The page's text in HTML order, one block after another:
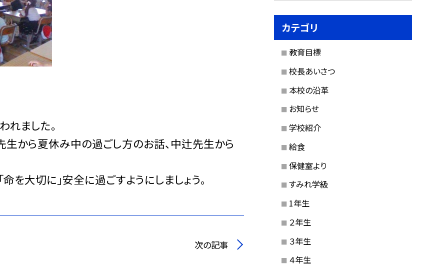
れました。
から夏休み中の過ごし方のお話、中辻先生から
を大切に」安全に過ごすようにしましょう。
次の記事
カテゴリ
教育目標
校長あいさつ
本校の沿革
お知らせ
学校紹介
給食
保健室より
すみれ学級
1年生
２年生
３年生
４年生